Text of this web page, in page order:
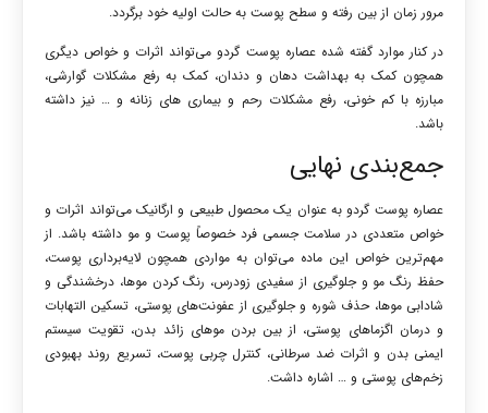
مرور زمان از بین رفته و سطح پوست به حالت اولیه خود برگردد.
در کنار موارد گفته شده عصاره پوست گردو می‌تواند اثرات و خواص دیگری
همچون کمک به بهداشت دهان و دندان، کمک به رفع مشکلات گوارشی،
مبارزه با کم خونی، رفع مشکلات رحم و بیماری های زنانه و … نیز داشته
باشد.
جمع‌بندی نهایی
عصاره پوست گردو به عنوان یک محصول طبیعی و ارگانیک می‌تواند اثرات و
خواص متعددی در سلامت جسمی فرد خصوصاً پوست و مو داشته باشد. از
مهم‌ترین خواص این ماده می‌توان به مواردی همچون لایه‌برداری پوست،
حفظ رنگ مو و جلوگیری از سفیدی زودرس، رنگ کردن موها، درخشندگی و
شادابی موها، حذف شوره و جلوگیری از عفونت‌های پوستی، تسکین التهابات
و درمان اگزماهای پوستی، از بین بردن موهای زائد بدن، تقویت سیستم
ایمنی بدن و اثرات ضد سرطانی، کنترل چربی پوست، تسریع روند بهبودی
زخم‌های پوستی و … اشاره داشت.